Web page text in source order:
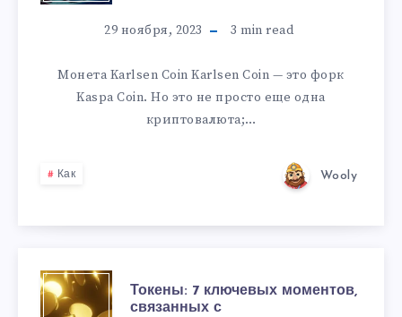
29 ноября, 2023 3 min read
Монета Karlsen Coin Karlsen Coin — это форк
Kaspa Coin. Но это не просто еще одна
криптовалюта;…
Как Wooly
Токены: 7 ключевых моментов,
связанных с